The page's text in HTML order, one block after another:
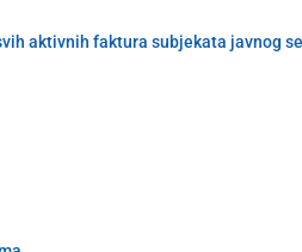
aktivnih faktura subjekata javnog